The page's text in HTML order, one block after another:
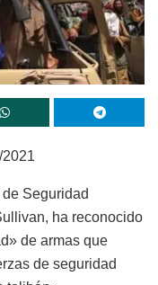
2021
Seguridad
ha reconocido
de armas que
de seguridad